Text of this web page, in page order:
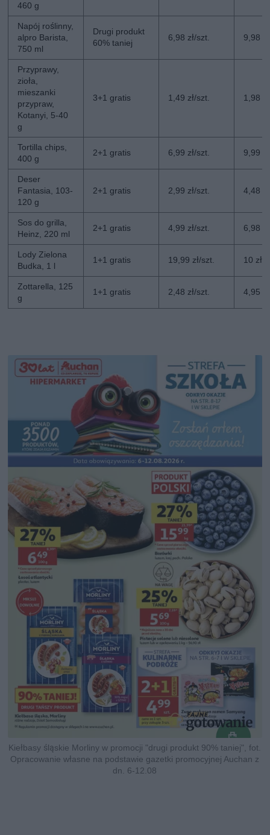
460 g
Napój roślinny,
alpro Barista,
750 ml
Drugi produkt
60% taniej
6,98 zł/szt. 9,98
Przyprawy,
zioła,
mieszanki
przypraw,
Kotanyi, 5-40
g
3+1 gratis 1,49 zł/szt. 1,98
Tortilla chips,
400 g
2+1 gratis 6,99 zł/szt. 9,99
Deser
Fantasia, 103-
120 g
2+1 gratis 2,99 zł/szt. 4,48
Sos do grilla,
Heinz, 220 ml
2+1 gratis 4,99 zł/szt. 6,98
Lody Zielona
Budka, 1 l
1+1 gratis 19,99 zł/szt. 10 zł/
Zottarella, 125
g
1+1 gratis 2,48 zł/szt. 4,95
Kiełbasy śląskie Morliny w promocji "drugi produkt 90% taniej", fot.
Opracowanie własne na podstawie gazetki promocyjnej Auchan z
dn. 6-12.08